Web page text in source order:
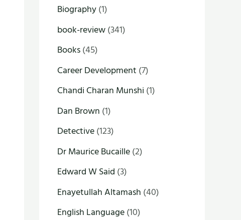
Biography(1)
book-review(341)
Books(45)
Career Development (7)
Chandi Charan Munshi (1)
Dan Brown (1)
Detective(123)
Dr Maurice Bucaille(2)
Edward W Said (3)
Enayetullah Altamash (40)
English Language(10)